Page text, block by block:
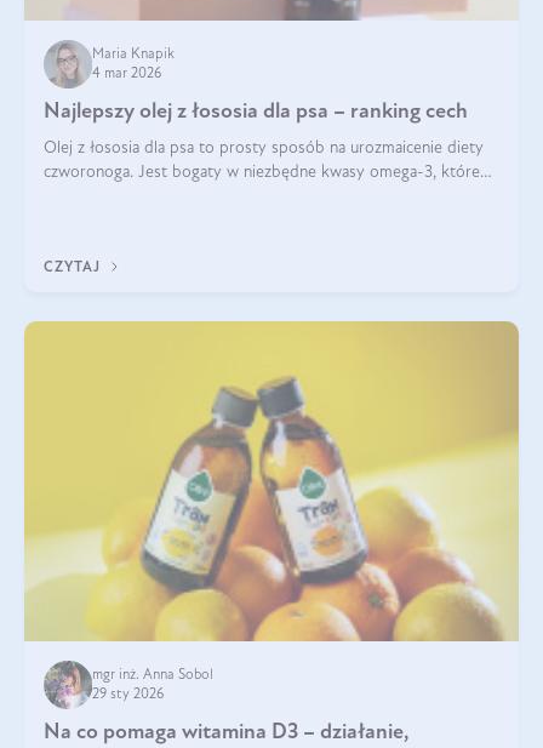
Maria Knapik
4 mar 2026
Najlepszy olej z łososia dla psa – ranking cech
Olej z łososia dla psa to prosty sposób na urozmaicenie diety
czworonoga. Jest bogaty w niezbędne kwasy omega-3, które
CZYTAJ
mgr inż. Anna Sobol
29 sty 2026
Na co pomaga witamina D3 – działanie,